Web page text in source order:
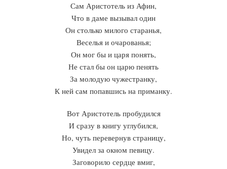
Сам Аристотель из Афин,
Что в даме вызывал один
Он столько милого старанья,
Веселья и очарованья;
Он мог бы и царя понять,
Не стал бы он царю пенять
За молодую чужестранку,
К ней сам попавшись на приманку.
Вот Аристотель пробудился
И сразу в книгу углубился,
Но, чуть перевернув страницу,
Увидел за окном певицу.
Заговорило сердце вмиг,